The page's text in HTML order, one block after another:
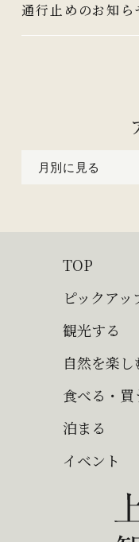
通行止めのお知ら
TOP
ピックアッ
観光する
自然を楽し
食べる・買
泊まる
イベント